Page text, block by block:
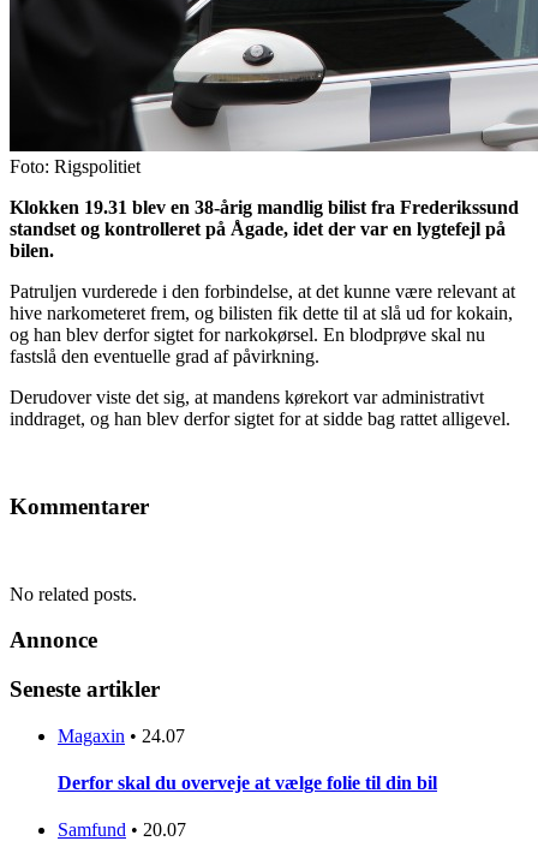
Foto: Rigspolitiet
Klokken 19.31 blev en 38-årig mandlig bilist fra Frederikssund
standset og kontrolleret på Ågade, idet der var en lygtefejl på
bilen.
Patruljen vurderede i den forbindelse, at det kunne være relevant at
hive narkometeret frem, og bilisten fik dette til at slå ud for kokain,
og han blev derfor sigtet for narkokørsel. En blodprøve skal nu
fastslå den eventuelle grad af påvirkning.
Derudover viste det sig, at mandens kørekort var administrativt
inddraget, og han blev derfor sigtet for at sidde bag rattet alligevel.
Kommentarer
No related posts.
Annonce
Seneste artikler
Magaxin • 24.07
Derfor skal du overveje at vælge folie til din bil
Samfund • 20.07